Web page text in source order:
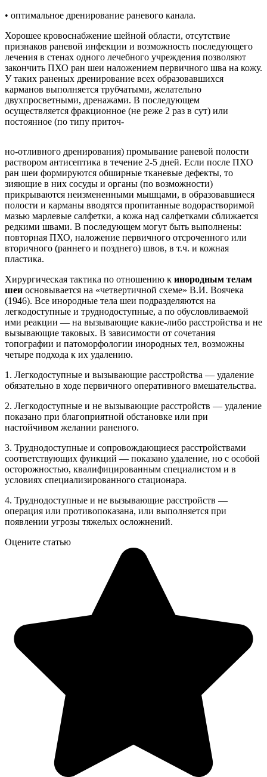
• оптимальное дренирование раневого канала.
Хорошее кровоснабжение шейной области, отсутствие
признаков раневой инфекции и возможность последующего
лечения в стенах одного лечебного учреждения позволяют
закончить ПХО ран шеи наложением первичного шва на кожу.
У таких раненых дренирование всех образовавшихся
карманов выполняется трубчатыми, желательно
двухпросветными, дренажами. В последующем
осуществляется фракционное (не реже 2 раз в сут) или
постоянное (по типу приточ-
но-отливного дренирования) промывание раневой полости
раствором антисептика в течение 2-5 дней. Если после ПХО
ран шеи формируются обширные тканевые дефекты, то
зияющие в них сосуды и органы (по возможности)
прикрываются неизмененными мышцами, в образовавшиеся
полости и карманы вводятся пропитанные водорастворимой
мазью марлевые салфетки, а кожа над салфетками сближается
редкими швами. В последующем могут быть выполнены:
повторная ПХО, наложение первичного отсроченного или
вторичного (раннего и позднего) швов, в т.ч. и кожная
пластика.
Хирургическая тактика по отношению к инородным телам
шеи основывается на «четвертичной схеме» В.И. Воячека
(1946). Все инородные тела шеи подразделяются на
легкодоступные и труднодоступные, а по обусловливаемой
ими реакции — на вызывающие какие-либо расстройства и не
вызывающие таковых. В зависимости от сочетания
топографии и патоморфологии инородных тел, возможны
четыре подхода к их удалению.
1. Легкодоступные и вызывающие расстройства — удаление
обязательно в ходе первичного оперативного вмешательства.
2. Легкодоступные и не вызывающие расстройств — удаление
показано при благоприятной обстановке или при
настойчивом желании раненого.
3. Труднодоступные и сопровождающиеся расстройствами
соответствующих функций — показано удаление, но с особой
осторожностью, квалифицированным специалистом и в
условиях специализированного стационара.
4. Труднодоступные и не вызывающие расстройств —
операция или противопоказана, или выполняется при
появлении угрозы тяжелых осложнений.
Оцените статью